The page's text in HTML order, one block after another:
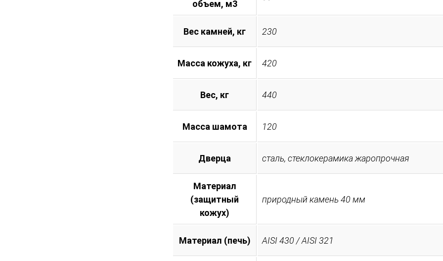
объем, м3
Вес камней, кг 230
Масса кожуха, кг 420
Вес, кг 440
Масса шамота 120
Дверца сталь, стеклокерамика жаропрочная
Материал
(защитный
кожух)
природный камень 40 мм
Материал (печь) AISI 430 / AISI 321